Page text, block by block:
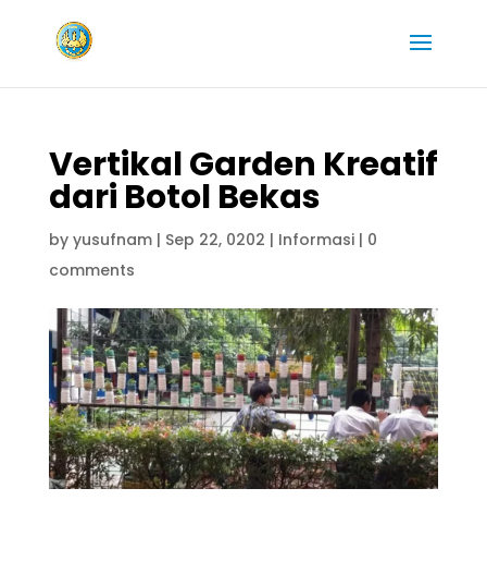
Vertikal Garden Kreatif
dari Botol Bekas
by yusufnam| Sep 22, 0202 | Informasi| 0
comments